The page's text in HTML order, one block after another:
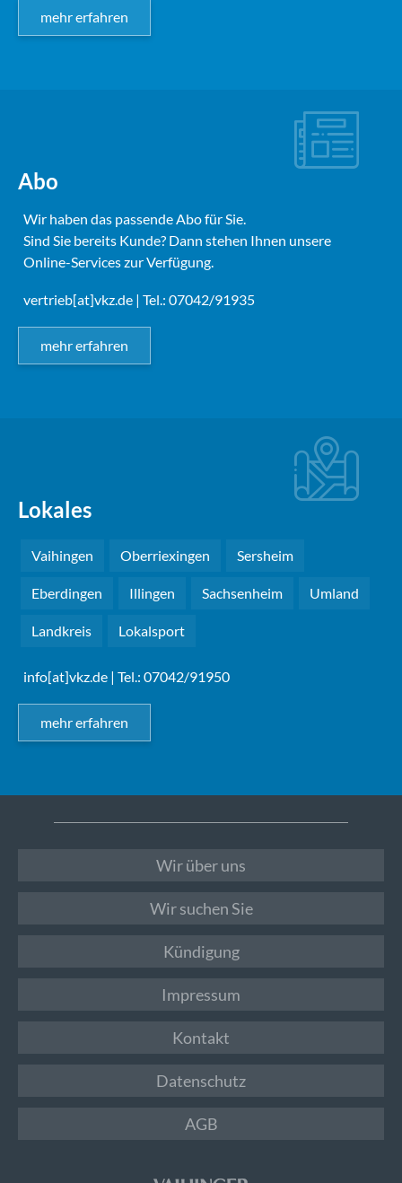
mehr erfahren
Abo
Wir haben das passende Abo für Sie.
Sind Sie bereits Kunde? Dann stehen Ihnen unsere
Online-Services zur Verfügung.
vertrieb[at]vkz.de | Tel.: 07042/91935
mehr erfahren
Lokales
Vaihingen Oberriexingen Sersheim
Eberdingen Illingen Sachsenheim Umland
Landkreis Lokalsport
info[at]vkz.de | Tel.: 07042/91950
mehr erfahren
Wir über uns
Wir suchen Sie
Kündigung
Impressum
Kontakt
Datenschutz
AGB